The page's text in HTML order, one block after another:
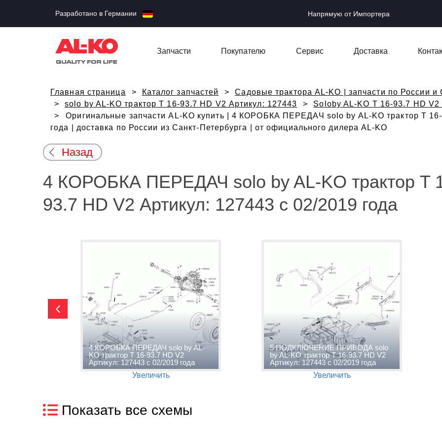
Разработано в Германии Напрямую от Импортера
Запчасти Покупателю Сервис Доставка
Главная страница Каталог запчастей
Садовые трактора AL-KO | запчасти по России
solo by AL-KO трактор T 16-93.7 HD V2 Артикул: 127443
Soloby AL-KO T 16-93.7 HD
Оригинальные запчасти AL-KO купить | 4 КОРОБКА ПЕРЕДАЧ solo by AL-KO трактор T
года | доставка по России из Санкт-Петербурга | от официального дилера AL-KO
Назад
4 КОРОБКА ПЕРЕДАЧ solo by AL-KO трактор T
93.7 HD V2 Артикул: 127443 с 02/2019 года
4 КОРОБКА ПЕРЕДАЧ solo by AL-
KO трактор T 16-93.7 HD V2
Артикул: 127443 с 02/2019 года
Увеличить
5 ПОДКЛЮЧЕНИЕ ПРИВОДА solo
by AL-KO трактор T 16-93.7 HD V2
Артикул: 127443 с 02/2019 года
Увеличить
Показать все схемы